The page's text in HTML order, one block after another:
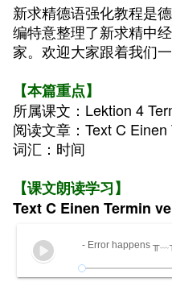
新求精德语强化教程是
编特意整理了新求精中
家。欢迎大家跟着我们
【本篇重点】
所属课文：Lektion 4
阅读文章：Text C
词汇：时间
【课文朗读学习】
Text C Einen Termin
- Error happens